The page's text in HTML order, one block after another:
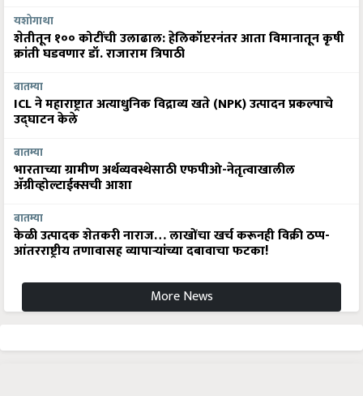
यशोगाथा
शेतीतून १०० कोटींची उलाढाल: हेलिकॉप्टरनंतर आता विमानातून कृषी
क्रांती घडवणार डॉ. राजाराम त्रिपाठी
बातम्या
ICL ने महाराष्ट्रात अत्याधुनिक विद्राव्य खते (NPK) उत्पादन प्रकल्पाचे
उद्घाटन केले
बातम्या
भारताच्या ग्रामीण अर्थव्यवस्थेसाठी एफपीओ-नेतृत्वाखालील
अ‍ॅग्रीव्होल्टाईक्सची आशा
बातम्या
केळी उत्पादक शेतकरी नाराज… लाखोंचा खर्च करूनही विक्री ठप्प-
आंतरराष्ट्रीय तणावासह व्यापाऱ्यांच्या दबावाचा फटका!
More News